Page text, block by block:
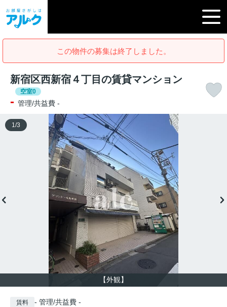
この物件の募集は終了しました。
新宿区西新宿４丁目の賃貸マンション
空室0
- 管理/共益費 -
【外観】
1 /3
賃料 - 管理/共益費 -